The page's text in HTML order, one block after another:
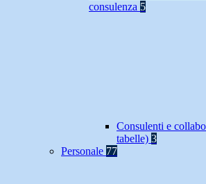
consulenza 5
Consulenti e
tabelle) 3
Personale 77